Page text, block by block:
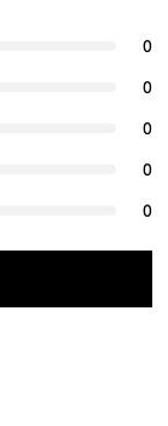
0
0
0
0
0